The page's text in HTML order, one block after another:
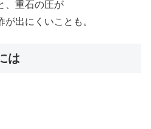
、重石の圧が
出にくいことも。
は